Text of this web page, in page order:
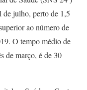
de julho, perto de 1,5
ao número de
O tempo médio de
de março, é de 30